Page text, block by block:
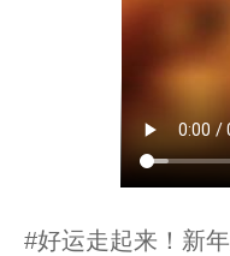
#好运走起来！新